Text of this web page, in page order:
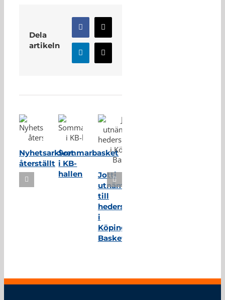
Dela
artikeln
Facebook
X
LinkedInE-
post
Nyhetsarkivet
återställt
Sommarbasket
i KB-
hallen
Jotti
utnämnd
till
hedersmedlem
i
Köping
Basket